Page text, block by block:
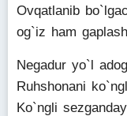
Ovqatlanib
og`iz ham
Negadur yo`l
Ruhshonani
Ko`ngli